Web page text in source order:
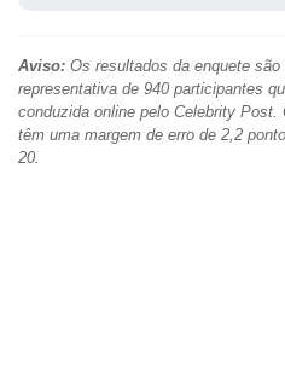
Aviso: Os resultados da enquete
representativa de 940 participantes
conduzida online pelo Celebrity Post.
têm uma margem de erro de 2,2
20.